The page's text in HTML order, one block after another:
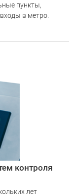
пункты,
в метро.
контроля
лет